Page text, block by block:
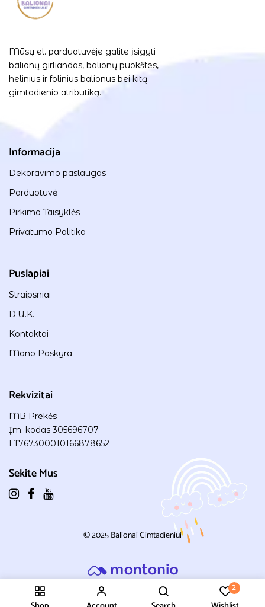
2
Mūsų el. parduotuvėje galite įsigyti
balionų girliandas, balionų puokštes,
helinius ir folinius balionus bei kitą
gimtadienio atributiką.
Informacija
Dekoravimo paslaugos
Parduotuvė
Pirkimo Taisyklės
Privatumo Politika
Puslapiai
Straipsniai
D.U.K.
Kontaktai
Mano Paskyra
Rekvizitai
MB Prekės
Įm. kodas 305696707
LT767300010166878652
Sekite Mus
© 2025Balionai Gimtadieniui